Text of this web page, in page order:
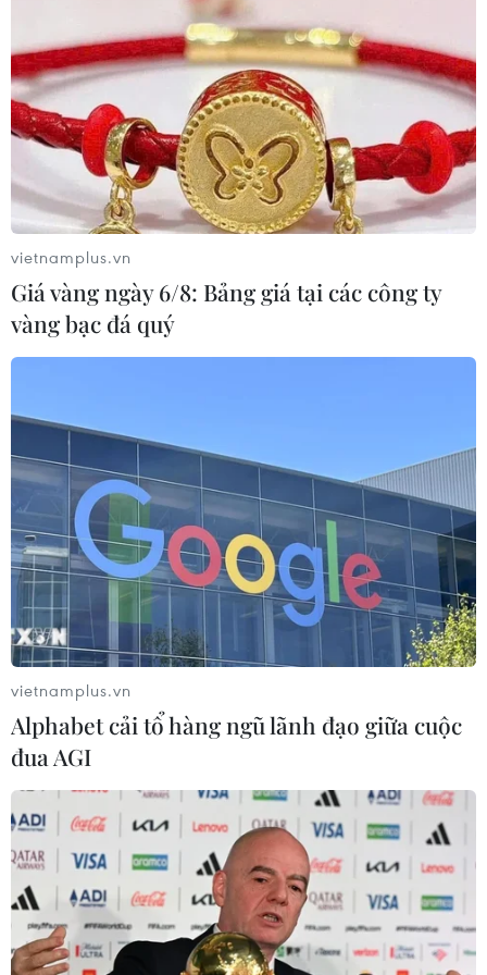
sóng" vì tuyển Việt Nam, chỉ ra lý do
Indonesia thua đau
04/08/2026 02:32
'Hủy diệt' Indonesia 3-0, tuyển Việt
Nam khẳng định vị thế nhà vô địch
ASEAN Cup
03/08/2026 15:39
ASEAN Cup 2026: Tuyển Việt Nam
bước vào thử thách lớn nhất
Xem trực tiếp Indonesia-Việt Nam tại
ASEAN Cup 2026 trên kênh nào?
03/08/2026 09:21
Đội tuyển Việt Nam đặt mục
tiêu 3 điểm, cảnh báo Indonesia
trước giờ G
03/08/2026 07:39
ASEAN Cup 2026: Indonesia tổn thất
lực lượng trước trận quyết đấu tuyển
Việt Nam
03/08/2026 07:21
Làn sóng phản đối lan khắp châu Âu,
FIFA đối diện yêu cầu cải tổ
vietnamplus.vn
Giá vàng ngày 6/8: Bảng giá tại các công ty
vàng bạc đá quý
vietnamplus.vn
Alphabet cải tổ hàng ngũ lãnh đạo giữa cuộc
đua AGI